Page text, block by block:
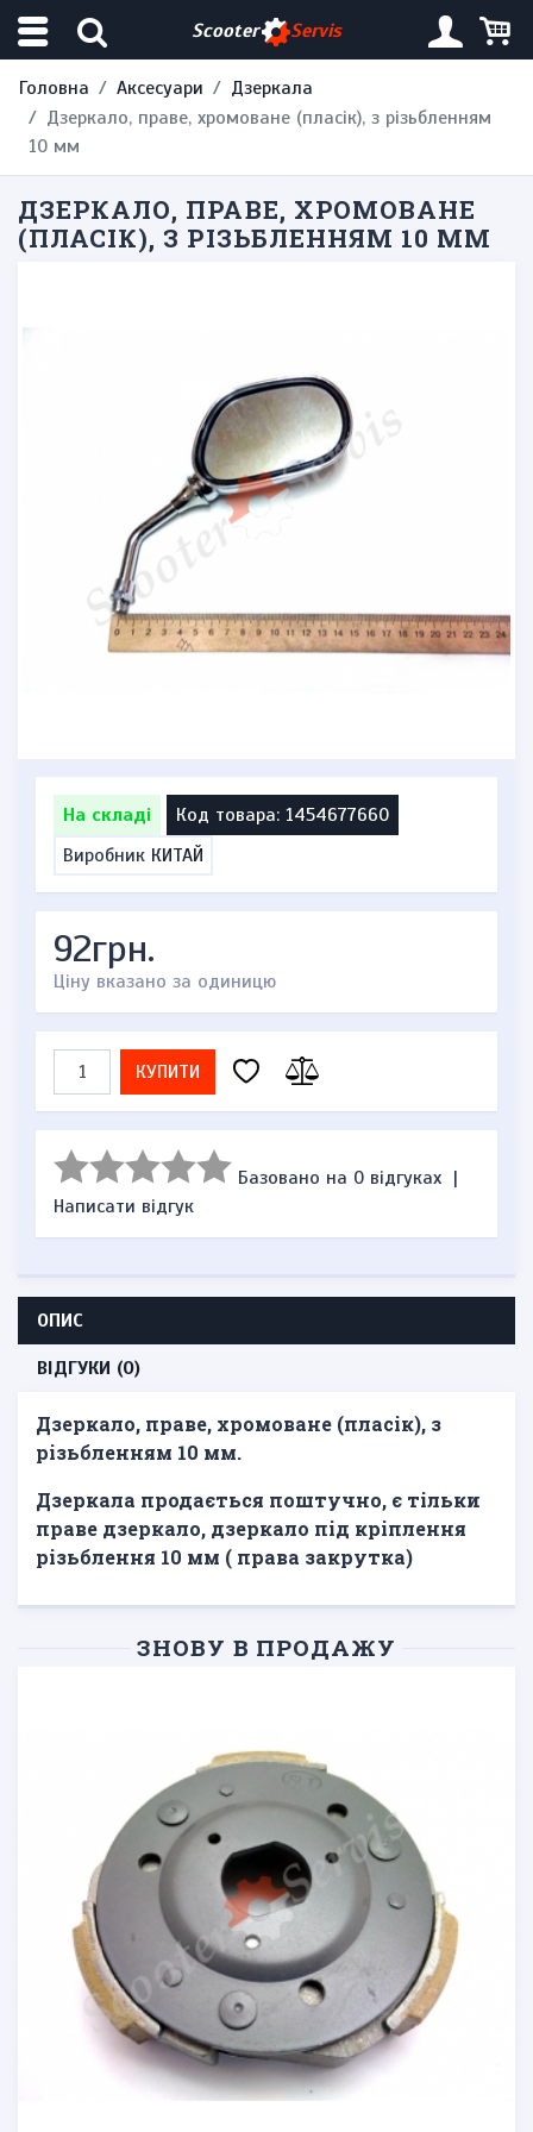
Scooter Servis
Головна Аксесуари
Дзеркала
Дзеркало, праве, хромоване (пласік), з різьбленням
10 мм
ДЗЕРКАЛО, ПРАВЕ, ХРОМОВАНЕ
(ПЛАСІК), З РІЗЬБЛЕННЯМ 10 ММ
На складі
Код товара: 1454677660
Виробник КИТАЙ
92грн.
Ціну вказано за одиницю
КУПИТИ
Базовано на 0 відгуках |
Написати відгук
ОПИС
ВІДГУКИ (0)
Дзеркало, праве, хромоване (пласік), з
різьбленням 10 мм.
Дзеркала продається поштучно, є тільки
праве дзеркало, дзеркало під кріплення
різьблення 10 мм ( права закрутка)
ЗНОВУ В ПРОДАЖУ